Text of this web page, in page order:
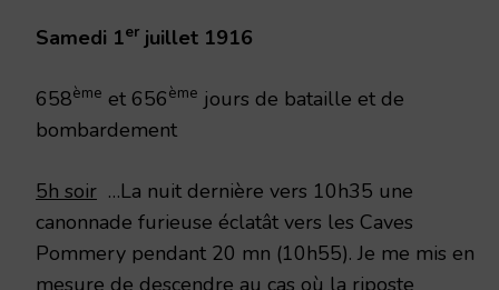
Samedi 1er juillet 1916
658ème et 656ème jours de bataille et de
bombardement
5h soir …La nuit dernière vers 10h35 une
canonnade furieuse éclatât vers les Caves
Pommery pendant 20 mn (10h55). Je me mis en
mesure de descendre au cas où la riposte